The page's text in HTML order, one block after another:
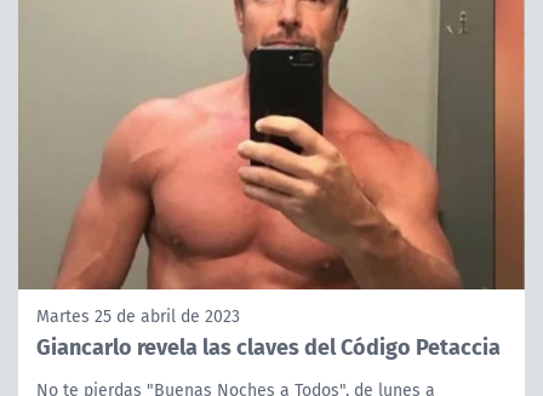
Martes 25 de abril de 2023
Giancarlo revela las claves del Código Petaccia
No te pierdas "Buenas Noches a Todos", de lunes a